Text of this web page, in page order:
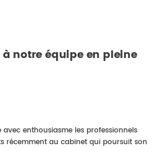
notre équipe en pleine
avec enthousiasme les professionnels
récemment au cabinet qui poursuit son